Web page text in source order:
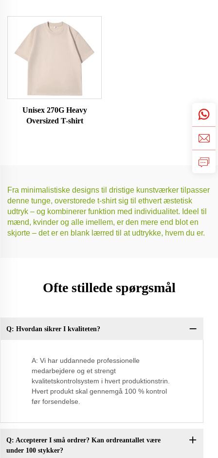
Unisex 270G Heavy
Oversized T-shirt
Fra minimalistiske designs til dristige kunstværker tilpasser
denne tunge, overstorede t-shirt sig til ethvert æstetisk
udtryk – og kombinerer funktion med individualitet. Ideel til
mænd, kvinder og alle imellem, er den mere end blot en
skjorte – det er en blank lærred til at udtrykke, hvem du er.
Ofte stillede spørgsmål
Q: Hvordan sikrer I kvaliteten?
A: Vi har uddannede professionelle
medarbejdere og et strengt
kvalitetskontrolsystem i hvert produktionstrin.
Hvert produkt skal gennemgå 100 % kontrol
før forsendelse.
Q: Accepterer I små ordrer? Kan ordreantallet være
under 100 stykker?